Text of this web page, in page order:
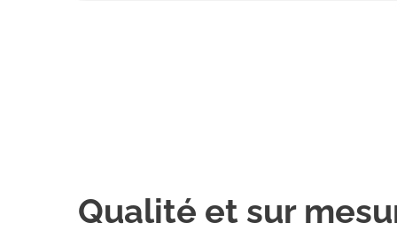
Qualité et sur